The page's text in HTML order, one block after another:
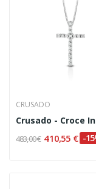
CRUSADO
483,00 € 410,55 € -